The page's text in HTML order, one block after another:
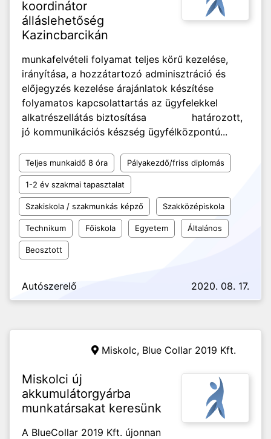
koordinátor
álláslehetőség
Kazincbarcikán
munkafelvételi folyamat teljes körű kezelése,
irányítása, a hozzátartozó adminisztráció és
előjegyzés kezelése árajánlatok készítése
folyamatos kapcsolattartás az ügyfelekkel
alkatrészellátás biztosítása határozott,
jó kommunikációs készség ügyfélközpontú...
Teljes munkaidő 8 óra Pályakezdő/friss diplomás
1-2 év szakmai tapasztalat
Szakiskola / szakmunkás képző Szakközépiskola
Technikum Főiskola Egyetem Általános
Beosztott
Autószerelő 2020. 08. 17.
Miskolc, Blue Collar 2019 Kft.
Miskolci új
akkumulátorgyárba
munkatársakat keresünk
A BlueCollar 2019 Kft. újonnan